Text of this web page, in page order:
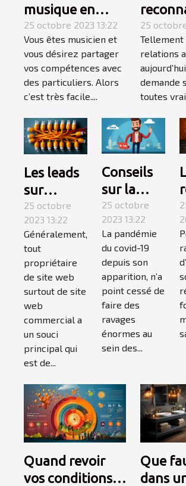
musique en
Auto-
Entrepreneur :
l’essentiel de ce
qu’il faut
retenir ?
25 octobre 2023 13:22
Vous êtes musicien et
vous désirez partager
vos compétences avec
des particuliers. Alors
c’est très facile....
femme
vie ?
25
Tellement
relations
demande
toutes
Les leads
sur
internet :
qu’est-ce
que c’est ?
25 octobre
2023 13:22
Généralement,
tout
propriétaire
de site web
surtout de site
web
commercial a
un souci
principal qui
est de...
Conseils
sur la
covid-19 :
suivez-
les !
25 octobre
2023 13:22
La pandémie
du covid-19
depuis son
apparition, n’a
point cessé de
faire des
ravages
énormes au
sein des...
Quand revoir
vos conditions
Que
dans